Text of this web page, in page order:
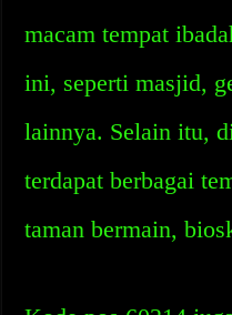
macam tempat
ini, seperti masjid,
lainnya. Selain itu,
terdapat berbagai
taman bermain,